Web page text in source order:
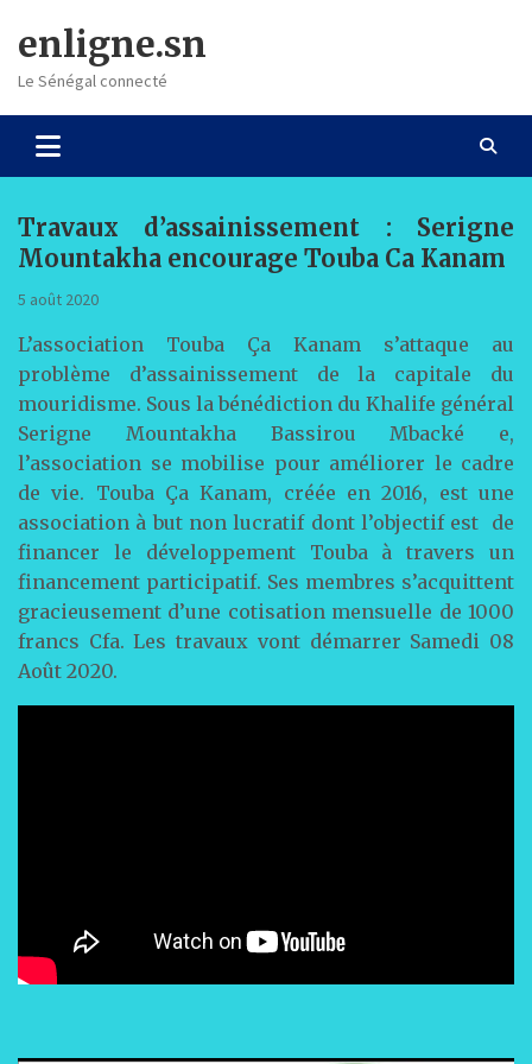
content
enligne.sn
Le Sénégal connecté
Travaux d’assainissement : Serigne
Mountakha encourage Touba Ca Kanam
5 août 2020
L’association Touba Ça Kanam s’attaque au
problème d’assainissement de la capitale du
mouridisme. Sous la bénédiction du Khalife général
Serigne Mountakha Bassirou Mbacké e,
l’association se mobilise pour améliorer le cadre
de vie. Touba Ça Kanam, créée en 2016, est une
association à but non lucratif dont l’objectif est de
financer le développement Touba à travers un
financement participatif. Ses membres s’acquittent
gracieusement d’une cotisation mensuelle de 1000
francs Cfa. Les travaux vont démarrer Samedi 08
Août 2020.